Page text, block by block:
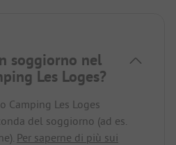
soggiorno nel
Les Loges?
Camping Les Loges
del soggiorno (ad es.
Per saperne di più sui